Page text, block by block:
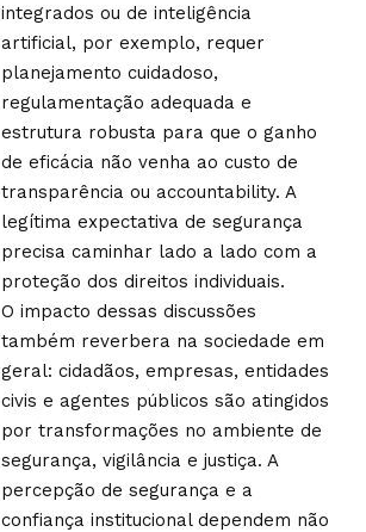
integrados ou de inteligência
artificial, por exemplo, requer
planejamento cuidadoso,
regulamentação adequada e
estrutura robusta para que o ganho
de eficácia não venha ao custo de
transparência ou accountability. A
legítima expectativa de segurança
precisa caminhar lado a lado com a
proteção dos direitos individuais.
O impacto dessas discussões
também reverbera na sociedade em
geral: cidadãos, empresas, entidades
civis e agentes públicos são atingidos
por transformações no ambiente de
segurança, vigilância e justiça. A
percepção de segurança e a
confiança institucional dependem não